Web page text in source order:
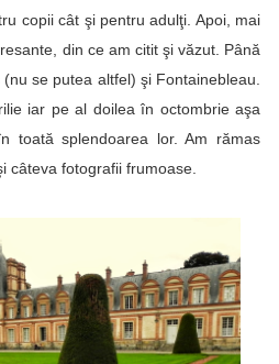
copii cât şi pentru adulţi. Apoi, mai
din ce am citit şi văzut. Până
se putea altfel) şi Fontainebleau.
iar pe al doilea în octombrie aşa
toată splendoarea lor. Am rămas
câteva fotografii frumoase.